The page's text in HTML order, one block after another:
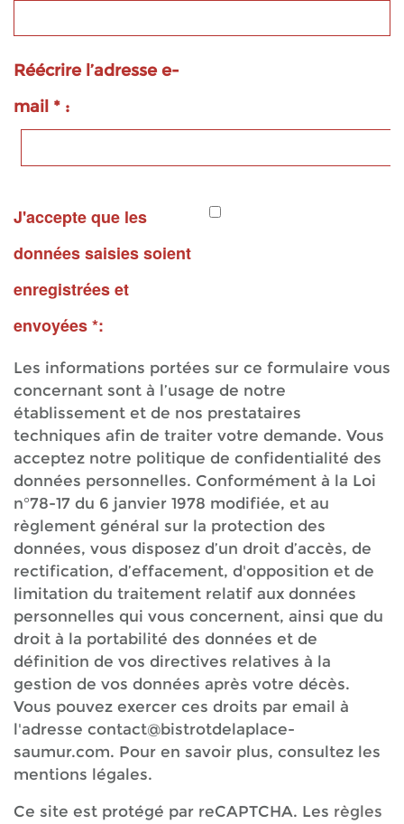
Réécrire l’adresse e-
mail * :
J'accepte que les
données saisies soient
enregistrées et
envoyées *:
Les informations portées sur ce formulaire vous
concernant sont à l’usage de notre
établissement et de nos prestataires
techniques afin de traiter votre demande. Vous
acceptez notre politique de confidentialité des
données personnelles. Conformément à la Loi
n°78-17 du 6 janvier 1978 modifiée, et au
règlement général sur la protection des
données, vous disposez d’un droit d’accès, de
rectification, d’effacement, d'opposition et de
limitation du traitement relatif aux données
personnelles qui vous concernent, ainsi que du
droit à la portabilité des données et de
définition de vos directives relatives à la
gestion de vos données après votre décès.
Vous pouvez exercer ces droits par email à
l'adresse contact@bistrotdelaplace-
saumur.com. Pour en savoir plus, consultez les
mentions légales.
Ce site est protégé par reCAPTCHA. Les règles